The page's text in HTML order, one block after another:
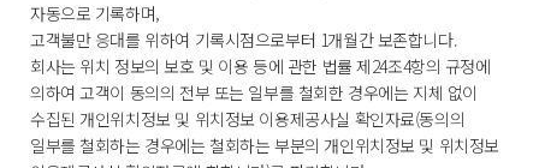
자동으로 기록하며,
고객불만 응대를 위하여 기록시점으로부터 1개월간 보존합니다.
회사는 위치 정보의 보호 및 이용 등에 관한 법률 제24조4항의 규정에
의하여 고객이 동의의 전부 또는 일부를 철회한 경우에는 지체 없이
수집된 개인위치정보 및 위치정보 이용제공사실 확인자료(동의의
일부를 철회하는 경우에는 철회하는 부분의 개인위치정보 및 위치정보